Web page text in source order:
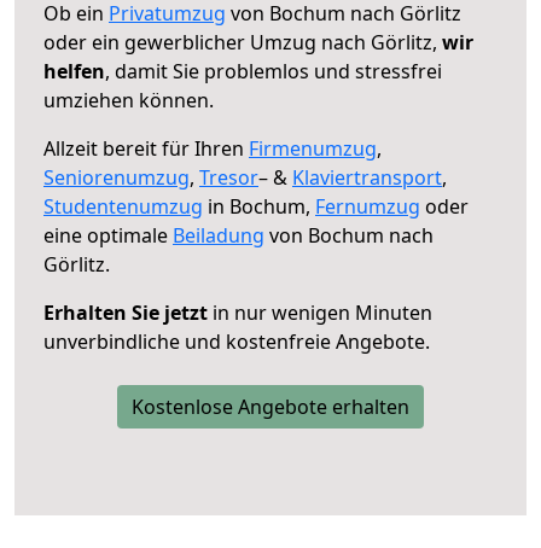
Ob ein Privatumzug von Bochum nach Görlitz
oder ein gewerblicher Umzug nach Görlitz, wir
helfen, damit Sie problemlos und stressfrei
umziehen können.
Allzeit bereit für Ihren Firmenumzug,
Seniorenumzug, Tresor– & Klaviertransport,
Studentenumzug in Bochum, Fernumzug oder
eine optimale Beiladung von Bochum nach
Görlitz.
Erhalten Sie jetzt in nur wenigen Minuten
unverbindliche und kostenfreie Angebote.
Kostenlose Angebote erhalten